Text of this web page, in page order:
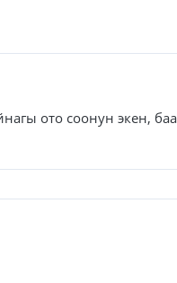
ото соонун экен,